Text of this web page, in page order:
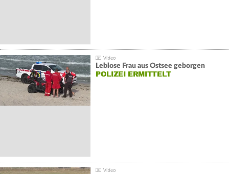
Leblose Frau aus Ostsee geborgen
POLIZEI ERMITTELT